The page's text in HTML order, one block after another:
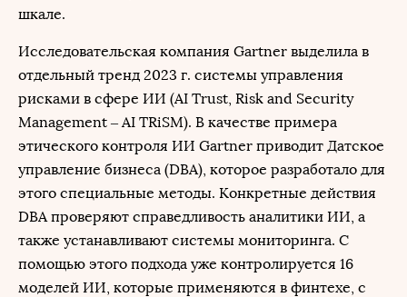
шкале.
Исследовательская компания Gartner выделила в
отдельный тренд 2023 г. системы управления
рисками в сфере ИИ (AI Trust, Risk and Security
Management – AI TRiSM). В качестве примера
этического контроля ИИ Gartner приводит Датское
управление бизнеса (DBA), которое разработало для
этого специальные методы. Конкретные действия
DBA проверяют справедливость аналитики ИИ, а
также устанавливают системы мониторинга. С
помощью этого подхода уже контролируется 16
моделей ИИ, которые применяются в финтехе, с